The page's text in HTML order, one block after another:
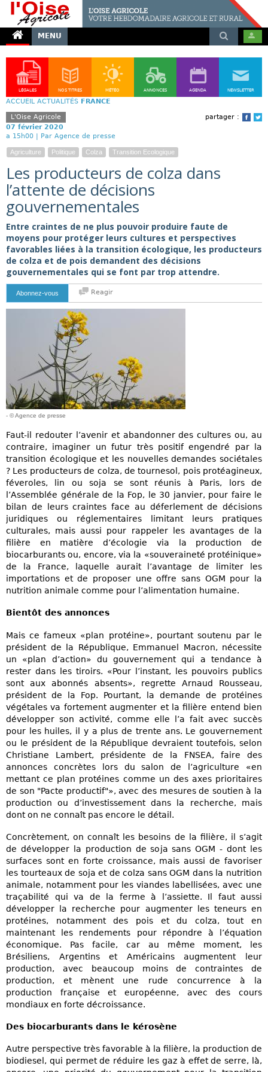
MENU
LÉGALES NOS TITRES MÉTÉO ANNONCES AGENDA NEWSLETTER
ACCUEIL ACTUALITÉS FRANCE
partager :
L'Oise Agricole
07 février 2020
a 15h00 | Par Agence de presse
Agriculture Politique Colza Transition Ecologique
Les producteurs de colza dans
l’attente de décisions
gouvernementales
Entre craintes de ne plus pouvoir produire faute de
moyens pour protéger leurs cultures et perspectives
favorables liées à la transition écologique, les producteurs
de colza et de pois demandent des décisions
gouvernementales qui se font par trop attendre.
Abonnez-vous Reagir
- © Agence de presse
Faut-il redouter l’avenir et abandonner des cultures ou, au
contraire, imaginer un futur très positif engendré par la
transition écologique et les nouvelles demandes sociétales
? Les producteurs de colza, de tournesol, pois protéagineux,
féveroles, lin ou soja se sont réunis à Paris, lors de
l’Assemblée générale de la Fop, le 30 janvier, pour faire le
bilan de leurs craintes face au déferlement de décisions
juridiques ou réglementaires limitant leurs pratiques
culturales, mais aussi pour rappeler les avantages de la
filière en matière d’écologie via la production de
biocarburants ou, encore, via la «souveraineté protéinique»
de la France, laquelle aurait l’avantage de limiter les
importations et de proposer une offre sans OGM pour la
nutrition animale comme pour l’alimentation humaine.
Bientôt des annonces
Mais ce fameux «plan protéine», pourtant soutenu par le
président de la République, Emmanuel Macron, nécessite
un «plan d’action» du gouvernement qui a tendance à
rester dans les tiroirs. «Pour l’instant, les pouvoirs publics
sont aux abonnés absents», regrette Arnaud Rousseau,
président de la Fop. Pourtant, la demande de protéines
végétales va fortement augmenter et la filière entend bien
développer son activité, comme elle l’a fait avec succès
pour les huiles, il y a plus de trente ans. Le gouvernement
ou le président de la République devraient toutefois, selon
Christiane Lambert, présidente de la FNSEA, faire des
annonces concrètes lors du salon de l’agriculture «en
mettant ce plan protéines comme un des axes prioritaires
de son "Pacte productif"», avec des mesures de soutien à la
production ou d’investissement dans la recherche, mais
dont on ne connaît pas encore le détail.
Concrètement, on connaît les besoins de la filière, il s’agit
de développer la production de soja sans OGM - dont les
surfaces sont en forte croissance, mais aussi de favoriser
les tourteaux de soja et de colza sans OGM dans la nutrition
animale, notamment pour les viandes labellisées, avec une
traçabilité qui va de la ferme à l’assiette. Il faut aussi
développer la recherche pour augmenter les teneurs en
protéines, notamment des pois et du colza, tout en
maintenant les rendements pour répondre à l’équation
économique. Pas facile, car au même moment, les
Brésiliens, Argentins et Américains augmentent leur
production, avec beaucoup moins de contraintes de
production, et mènent une rude concurrence à la
production française et européenne, avec des cours
mondiaux en forte décroissance.
Des biocarburants dans le kérosène
Autre perspective très favorable à la filière, la production de
biodiesel, qui permet de réduire les gaz à effet de serre, là,